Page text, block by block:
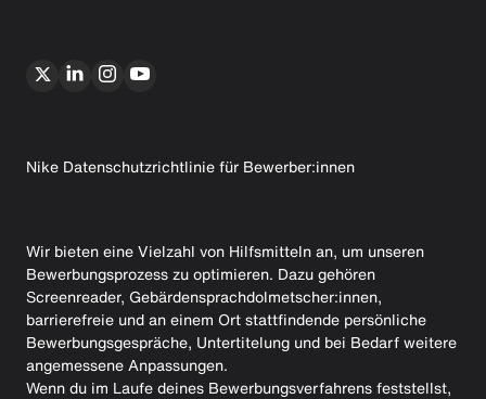
Nike Datenschutzrichtlinie für Bewerber:innen
Wir bieten eine Vielzahl von Hilfsmitteln an, um unseren
Bewerbungsprozess zu optimieren. Dazu gehören
Screenreader, Gebärdensprachdolmetscher:innen,
barrierefreie und an einem Ort stattfindende persönliche
Bewerbungsgespräche, Untertitelung und bei Bedarf weitere
angemessene Anpassungen.
Wenn du im Laufe deines Bewerbungsverfahrens feststellst,